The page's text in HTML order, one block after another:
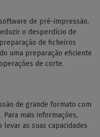
de pré-impressão,
o desperdício de
de ficheiros
uma preparação eficiente
de corte.
de grande formato com
Para mais informações,
as suas capacidades